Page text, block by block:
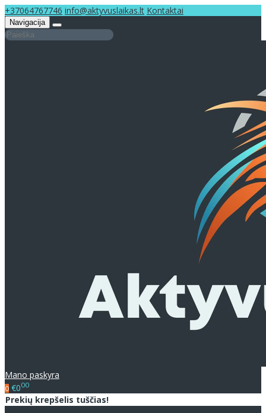
+37064767746 info@aktyvuslaikas.lt Kontaktai
Navigacija
Mano paskyra
0 €000
Prekių krepšelis tuščias!